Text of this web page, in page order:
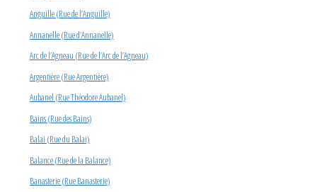
Anguille (Rue de l’Anguille)
Annanelle (Rue d’Annanelle)
Arc de l’Agneau (Rue de l’Arc de l’Agneau)
Argentière (Rue Argentière)
Aubanel (Rue Théodore Aubanel)
Bains (Rue des Bains)
Balai (Rue du Balai)
Balance (Rue de la Balance)
Banasterie (Rue Banasterie)